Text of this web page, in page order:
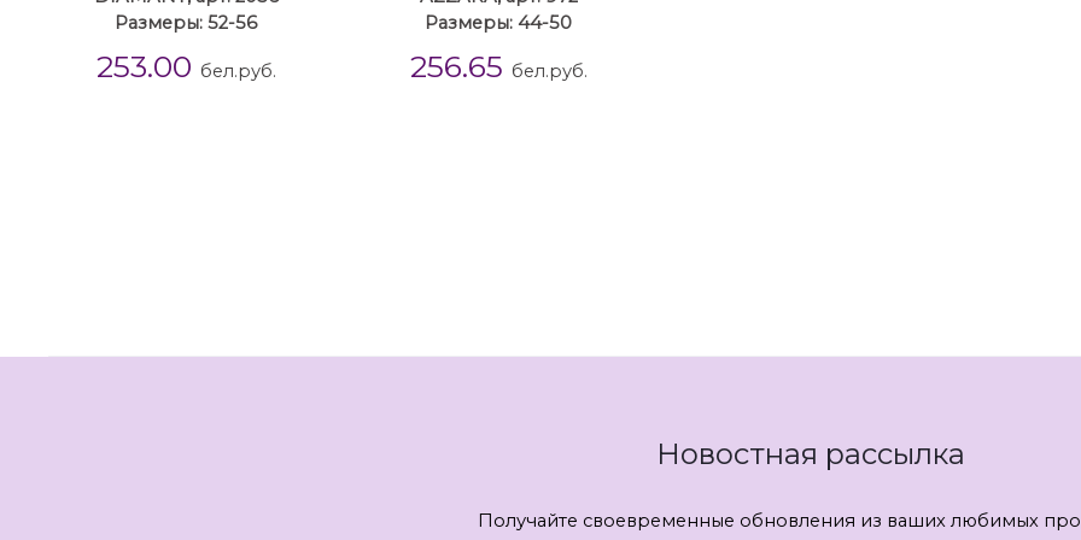
Размеры: 52-56
253.00 бел.руб.
Размеры: 44-50
256.65 бел.руб.
Новостная рассылка
Получайте своевременные обновления из ваших любимых